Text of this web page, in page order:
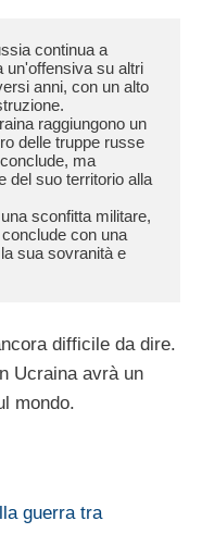
continua a
un'offensiva su altri
anni, con un alto
raggiungono un
delle truppe russe
ma
del suo territorio alla
sconfitta militare,
con una
sua sovranità e
difficile da dire.
Ucraina avrà un
mondo.
guerra tra